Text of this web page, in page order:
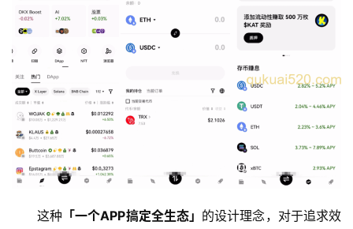
这种 「一个APP搞定全生态」 的设计理念，对于追求效